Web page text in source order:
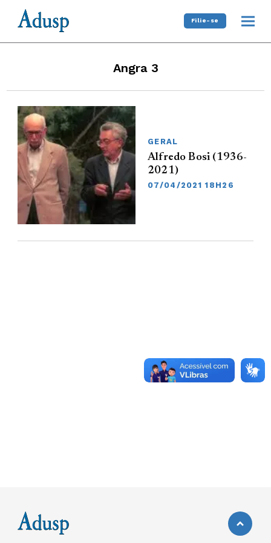
Filie-se
Angra 3
GERAL
Alfredo Bosi (1936-
2021)
07/04/2021 18H26